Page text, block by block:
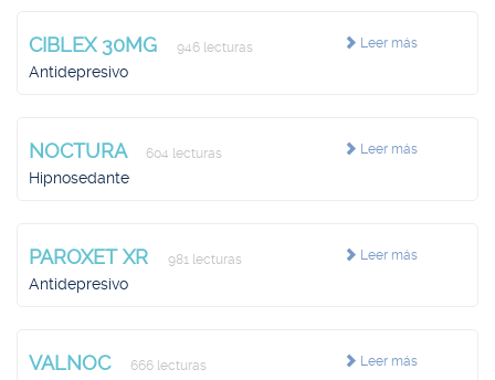
Leer más
CIBLEX 30MG 946 lecturas
Antidepresivo
Leer más
NOCTURA 604 lecturas
Hipnosedante
Leer más
PAROXET XR 981 lecturas
Antidepresivo
Leer más
VALNOC 666 lecturas